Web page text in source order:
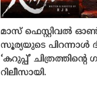
മാസ് ഫെസ്റ്റിവൽ
സൂര്യയുടെ പിറന്നാൾ
‘കറുപ്പ്’ ചിത്രത്തിന്റെ
റിലീസായി.